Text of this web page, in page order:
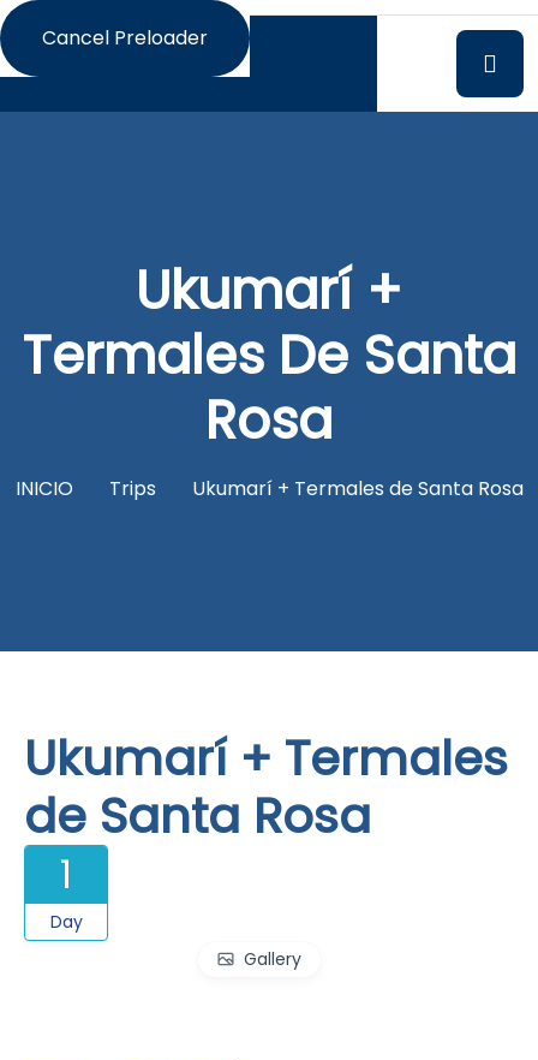
Cancel Preloader
Ukumarí +
Termales De Santa
Rosa
INICIO Trips Ukumarí + Termales de Santa Rosa
Ukumarí + Termales
de Santa Rosa
1
Day
Gallery